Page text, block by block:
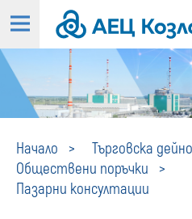
Начало
Търговска
Обществени поръчки
Пазарни консултации